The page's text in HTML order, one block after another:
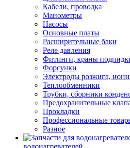
Кабели, проводка
Манометры
Насосы
Основные платы
Расширительные баки
Реле давления
Фитинги, краны
Форсунки
Электроды розжига,
Теплообменники
Трубки, сборники
Предохранительные
Прокладки
Профессиональные
Разное
водонагревателей